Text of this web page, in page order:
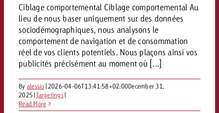
Ciblage comportemental Ciblage comportemental Au
lieu de nous baser uniquement sur des données
sociodémographiques, nous analysons le
comportement de navigation et de consommation
réel de vos clients potentiels. Nous plaçons ainsi vos
publicités précisément au moment où [...]
By alessio| 2026-04-06T13:41:58+02:00December 31,
2025|Targetings|
Read More